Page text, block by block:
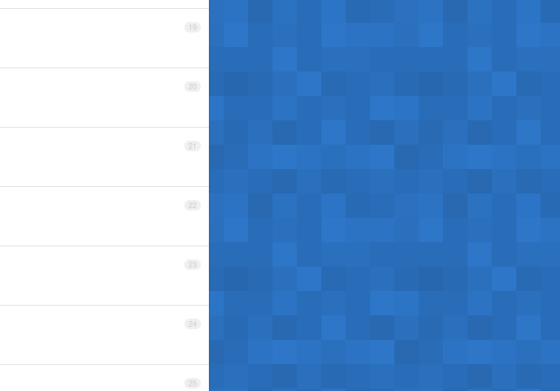
19
20
21
22
23
24
25